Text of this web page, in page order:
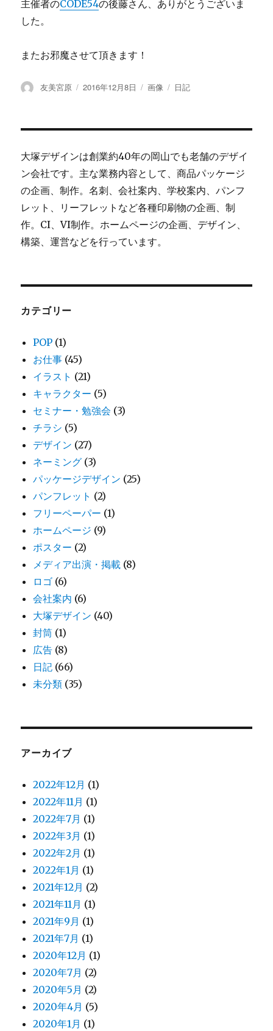
主催者のCODE54の後藤さん、ありがとうございま
した。
またお邪魔させて頂きます！
投
友美宮原
投
2016年12月8日
フ
マ
ト
画像
カ
リ
日記
大塚デザインは創業約40年の岡山でも老舗のデザイ
ン会社です。主な業務内容として、商品パッケージ
の企画、制作。名刺、会社案内、学校案内、パンフ
レット、リーフレットなど各種印刷物の企画、制
作。CI、VI制作。ホームページの企画、デザイン、
構築、運営などを行っています。
カテゴリー
POP (1)
お仕事 (45)
イラスト (21)
キャラクター (5)
セミナー・勉強会 (3)
チラシ (5)
デザイン (27)
ネーミング (3)
パッケージデザイン (25)
パンフレット (2)
フリーペーパー (1)
ホームページ (9)
ポスター (2)
メディア出演・掲載 (8)
ロゴ (6)
会社案内 (6)
大塚デザイン (40)
封筒 (1)
広告 (8)
日記 (66)
未分類 (35)
アーカイブ
2022年12月 (1)
2022年11月 (1)
2022年7月 (1)
2022年3月 (1)
2022年2月 (1)
2022年1月 (1)
2021年12月 (2)
2021年11月 (1)
2021年9月 (1)
2021年7月 (1)
2020年12月 (1)
2020年7月 (2)
2020年5月 (2)
2020年4月 (5)
2020年1月 (1)